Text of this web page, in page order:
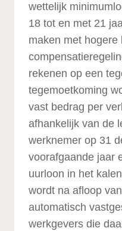
wettelijk
18 tot en met 21
maken met hogere
rekenen op een
tegemoetkoming
vast bedrag per
afhankelijk van de
werknemer op 31
voorafgaande jaar
uurloon in het
wordt na afloop
automatisch
werkgevers die